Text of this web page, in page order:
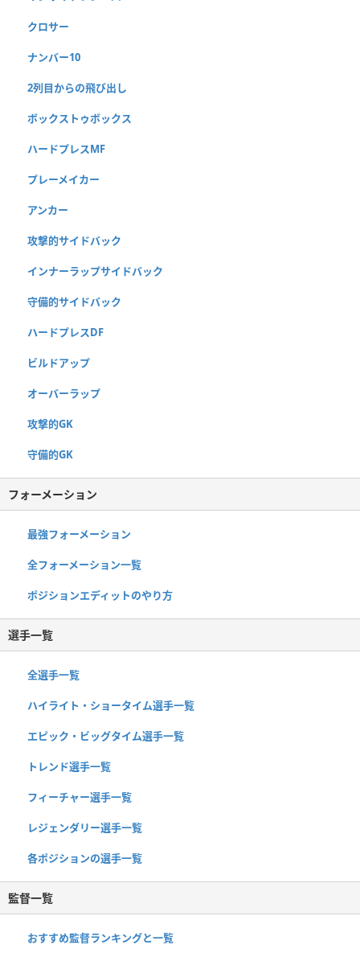
クロサー
ナンバー10
2列目からの飛び出し
ボックストゥボックス
ハードプレスMF
プレーメイカー
アンカー
攻撃的サイドバック
インナーラップサイドバック
守備的サイドバック
ハードプレスDF
ビルドアップ
オーバーラップ
攻撃的GK
守備的GK
フォーメーション
最強フォーメーション
全フォーメーション一覧
ポジションエディットのやり方
選手一覧
全選手一覧
ハイライト・ショータイム選手一覧
エピック・ビッグタイム選手一覧
トレンド選手一覧
フィーチャー選手一覧
レジェンダリー選手一覧
各ポジションの選手一覧
監督一覧
おすすめ監督ランキングと一覧